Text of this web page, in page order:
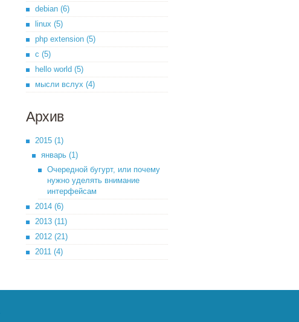
debian (6)
linux (5)
php extension (5)
c (5)
hello world (5)
мысли вслух (4)
Архив
2015 (1)
январь (1)
Очередной бугурт, или почему
нужно уделять внимание
интерфейсам
2014 (6)
2013 (11)
2012 (21)
2011 (4)